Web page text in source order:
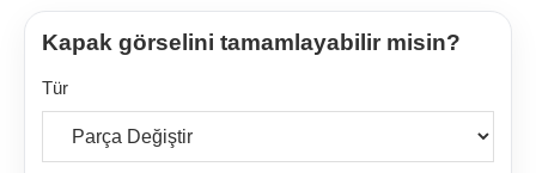
Kapak görselini tamamlayabilir misin?
Tür